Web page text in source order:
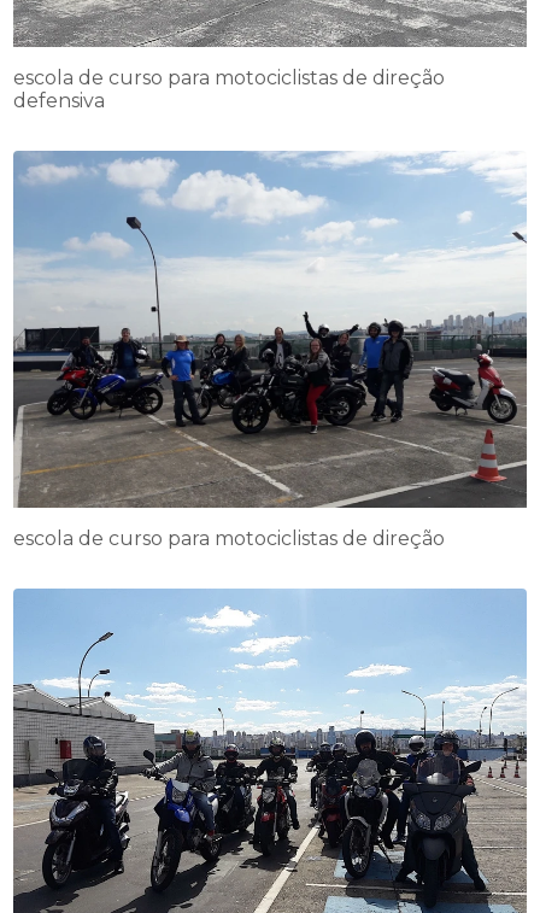
escola de curso para motociclistas de direção
defensiva
escola de curso para motociclistas de direção